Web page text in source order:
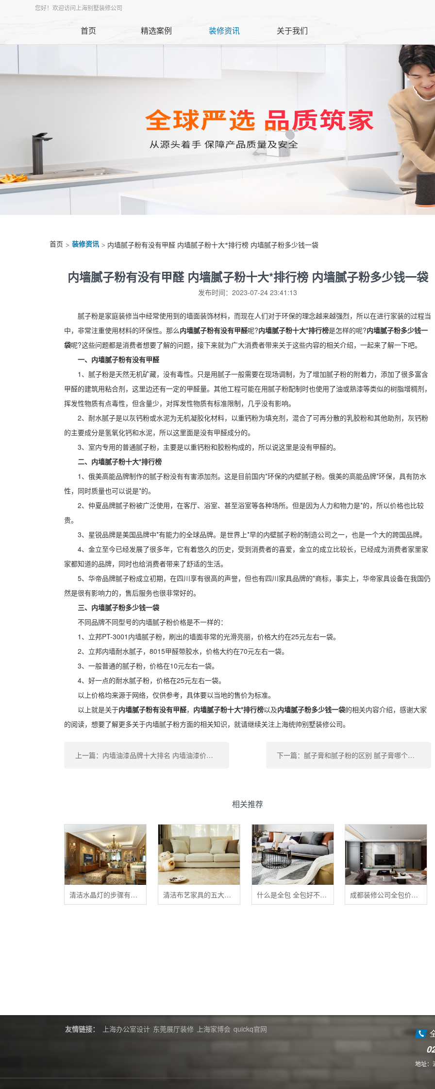
您好！欢迎访问上海别墅装修公司
首页 精选案例 装修资讯 关于我们
首页 > 装修资讯 > 内墙腻子粉有没有甲醛 内墙腻子粉十大*排行榜 内墙腻子粉多少钱一袋
内墙腻子粉有没有甲醛 内墙腻子粉十大*排行榜 内墙腻子粉多少钱一袋
发布时间：2023-07-24 23:41:13
腻子粉是家庭装修当中经常使用到的墙面装饰材料，而现在人们对于环保的理念越来越强烈，所以在进行家装的过程当
中，非常注重使用材料的环保性。那么内墙腻子粉有没有甲醛呢?内墙腻子粉十大*排行榜是怎样的呢?内墙腻子粉多少钱一
袋呢?这些问题都是消费者想要了解的问题，接下来就为广大消费者带来关于这些内容的相关介绍，一起来了解一下吧。
一、内墙腻子粉有没有甲醛
1、腻子粉是天然无机矿藏，没有毒性。只是用腻子一般需要在现场调制，为了增加腻子粉的附着力，添加了很多富含
甲醛的建筑用粘合剂，这里边还有一定的甲醛量。其他工程可能在用腻子粉配制时也使用了油或熟漆等类似的树脂增稠剂，
挥发性物质有点毒性，但含量少，对挥发性物质有标准限制，几乎没有影响。
2、耐水腻子是以灰钙粉或水泥为无机凝胶化材料，以重钙粉为填充剂，混合了可再分散的乳胶粉和其他助剂，灰钙粉
的主要成分是氢氧化钙和水泥，所以这里面是没有甲醛成分的。
3、室内专用的普通腻子粉，主要是以重钙粉和胶粉构成的，所以说这里是没有甲醛的。
二、内墙腻子粉十大*排行榜
1、俄美高能品牌制作的腻子粉没有有害添加剂。这是目前国内*环保的内壁腻子粉。俄美的高能品牌*环保，具有防水
性，同时质量也可以说是*的。
2、仲夏品牌腻子粉被广泛使用，在客厅、浴室、甚至浴室等各种场所。但是因为人力和物力是*的，所以价格也比较
贵。
3、星锐品牌是美国品牌中*有能力的全球品牌。是世界上*早的内壁腻子粉的制造公司之一，也是一个大的跨国品牌。
4、金立至今已经发展了很多年，它有着悠久的历史，受到消费者的喜爱，金立的成立比较长，已经成为消费者家里家
家都知道的品牌，同时也给消费者带来了舒适的生活。
5、华帝品牌腻子粉成立初期，在四川享有很高的声誉，但也有四川家具品牌的*商标，事实上，华帝家具设备在我国仍
然是很有影响力的，售后服务也很非常好的。
三、内墙腻子粉多少钱一袋
不同品牌不同型号的内墙腻子粉价格是不一样的：
1、立邦PT-3001内墙腻子粉，刷出的墙面非常的光滑亮丽，价格大约在25元左右一袋。
2、立邦内墙耐水腻子，8015甲醛带胶水，价格大约在70元左右一袋。
3、一般普通的腻子粉，价格在10元左右一袋。
4、好一点的耐水腻子粉，价格在25元左右一袋。
以上价格均来源于网络，仅供参考，具体要以当地的售价为标准。
以上就是关于内墙腻子粉有没有甲醛， 内墙腻子粉十大*排行榜以及内墙腻子粉多少钱一袋的相关内容介绍，感谢大家
的阅读，想要了解更多关于内墙腻子粉方面的相关知识，就请继续关注上海统帅别墅装修公司。
上一篇：内墙油漆品牌十大排名 内墙油漆价格是多少 内墙油漆施工工序 下一篇：腻子膏和腻子粉的区别 腻子膏哪个品牌好 腻子膏多少钱一袋
相关推荐
清洁水晶灯的步骤有哪些？ 清洁布艺家具的五大禁忌 什么是全包 全包好不好 全包装修注意事项有哪些 成都装修公司全包价格 成都全包装修多少钱一平
友情链接： 上海办公室设计 东莞展厅装修 上海家博会 quickq官网
地址：